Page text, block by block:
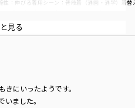
性 ：伸びる 着用シーン ：普段着（通園・通学） 着替
にいったようです。
いました。
仕様となっております。
の３色展開です。
見る